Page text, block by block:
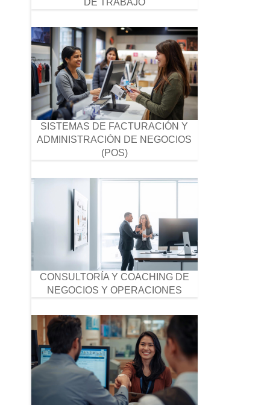
SISTEMAS DE FACTURACIÓN Y
ADMINISTRACIÓN DE NEGOCIOS
(POS)
CONSULTORÍA Y COACHING DE
NEGOCIOS Y OPERACIONES